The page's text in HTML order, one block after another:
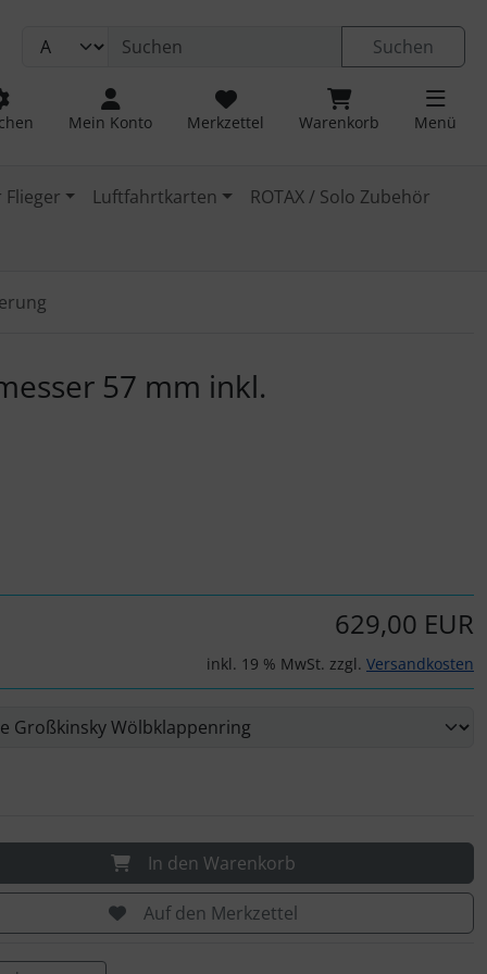
Suchen
Mein Konto Merkzettel Warenkorb Menü
Luftfahrtkarten ROTAX / Solo Zubehör
57 mm inkl.
629,00 EUR
inkl. 19 % MwSt. zzgl. Versandkosten
In den Warenkorb
Auf den Merkzettel